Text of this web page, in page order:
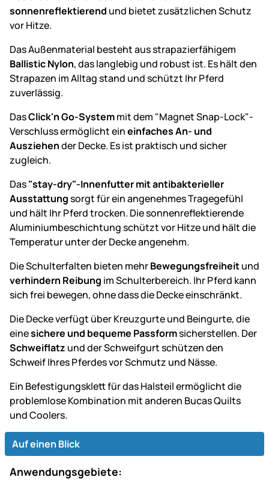
sonnenreflektierend und bietet zusätzlichen Schutz
vor Hitze.
Das Außenmaterial besteht aus strapazierfähigem
Ballistic Nylon, das langlebig und robust ist. Es hält den
Strapazen im Alltag stand und schützt Ihr Pferd
zuverlässig.
DasClick'n Go-Systemmit dem "Magnet Snap-Lock"-
Verschluss ermöglicht eineinfaches An- und
Ausziehender Decke. Es ist praktisch und sicher
zugleich.
Das"stay-dry"-Innenfutter mit antibakterieller
Ausstattungsorgt für ein angenehmes Tragegefühl
und hält Ihr Pferd trocken. Die sonnenreflektierende
Aluminiumbeschichtung schützt vor Hitze und hält die
Temperatur unter der Decke angenehm.
Die Schulterfalten bieten mehrBewegungsfreiheitund
verhindern Reibung im Schulterbereich. Ihr Pferd kann
sich frei bewegen, ohne dass die Decke einschränkt.
Die Decke verfügt über Kreuzgurte und Beingurte, die
einesichere und bequeme Passformsicherstellen. Der
Schweiflatz und der Schweifgurt schützen den
Schweif Ihres Pferdes vor Schmutz und Nässe.
Ein Befestigungsklett für das Halsteil ermöglicht die
problemlose Kombination mit anderen Bucas Quilts
und Coolers.
Auf einen Blick
Anwendungsgebiete: